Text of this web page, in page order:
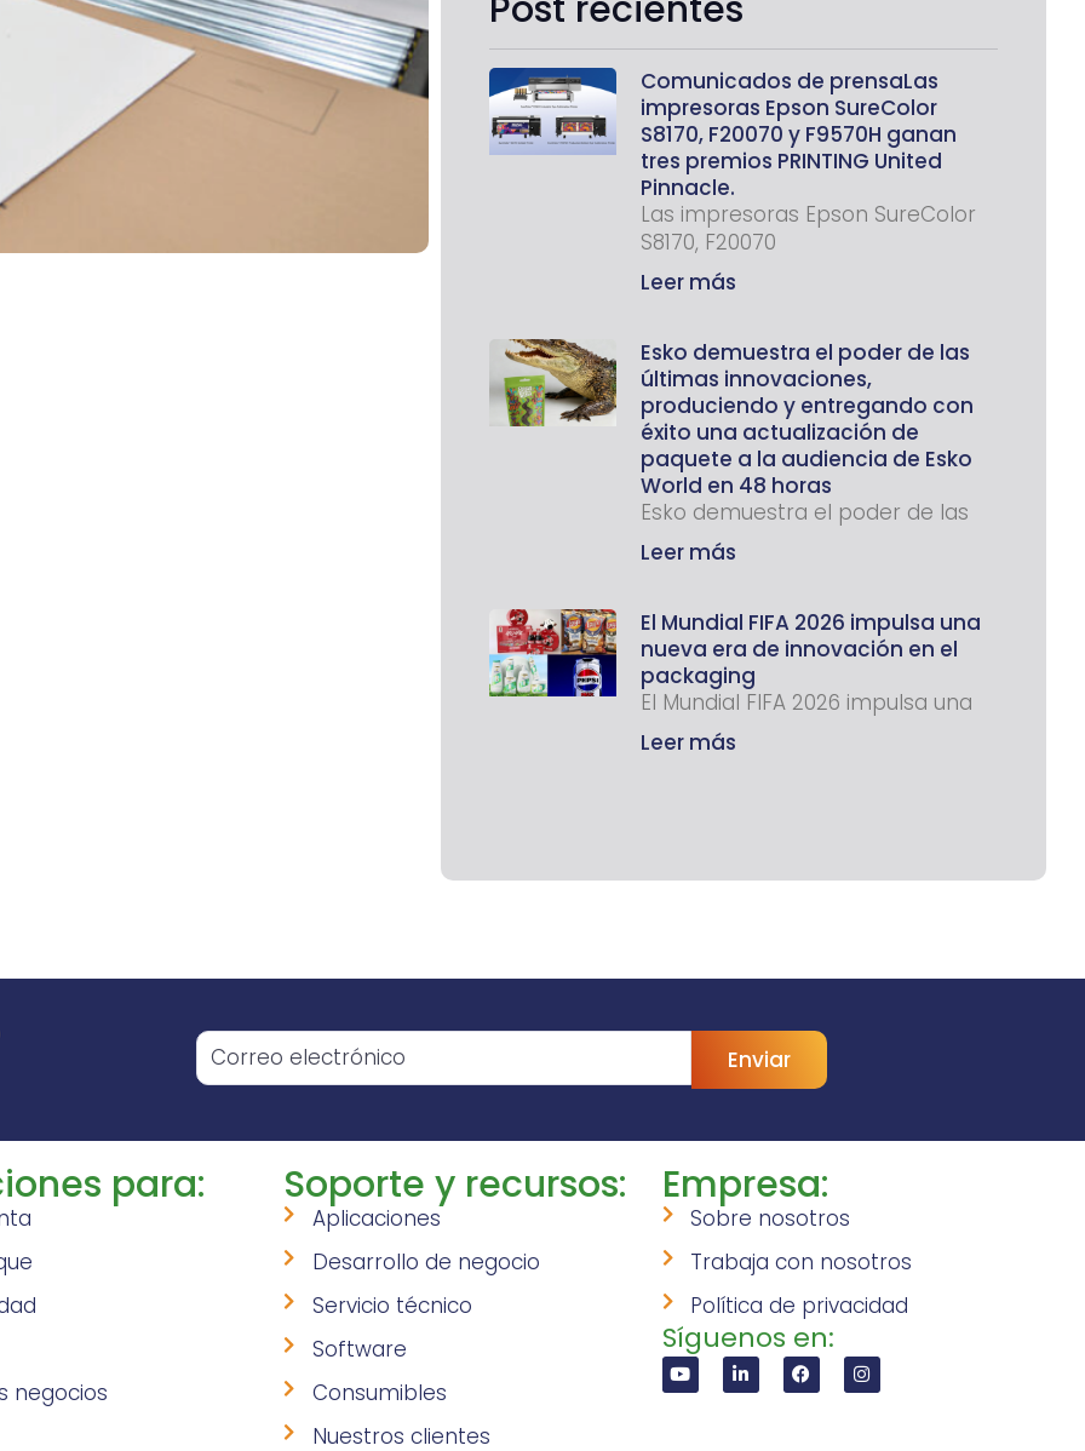
Comunicados de prensaLas
impresoras Epson SureColor
S8170, F20070 y F9570H ganan
tres premios PRINTING United
Pinnacle.
Las impresoras Epson SureColor
S8170, F20070
Leer más
Esko demuestra el poder de las
últimas innovaciones,
produciendo y entregando con
éxito una actualización de
paquete a la audiencia de Esko
World en 48 horas
Esko demuestra el poder de las
Leer más
El Mundial FIFA 2026 impulsa una
nueva era de innovación en el
packaging
El Mundial FIFA 2026 impulsa una
Leer más
Enviar
para:
negocios
Soporte y recursos:
Aplicaciones
Desarrollo de negocio
Servicio técnico
Software
Consumibles
Nuestros clientes
Empresa:
Sobre nosotros
Trabaja con nosotros
Política de privacidad
Síguenos en: